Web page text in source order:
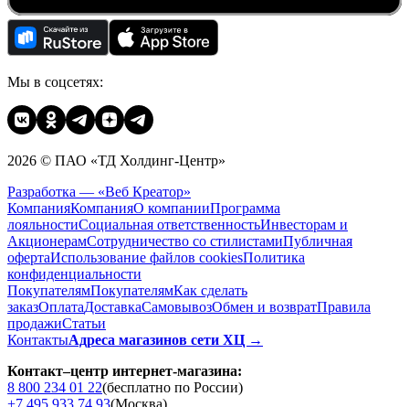
Мы в соцсетях:
2026 © ПАО «ТД Холдинг-Центр»
Разработка — «Веб Креатор»
КомпанияКомпанияО компанииПрограмма
лояльностиСоциальная ответственностьИнвесторам и
АкционерамСотрудничество со стилистамиПубличная
офертаИспользование файлов cookiesПолитика
конфиденциальности
ПокупателямПокупателямКак сделать
заказОплатаДоставкаCамовывозОбмен и возвратПравила
продажиСтатьи
КонтактыАдреса магазинов сети ХЦ →
Контакт–центр интернет-магазина:
8 800 234 01 22(бесплатно по России)
+7 495 933 74 93(Москва)